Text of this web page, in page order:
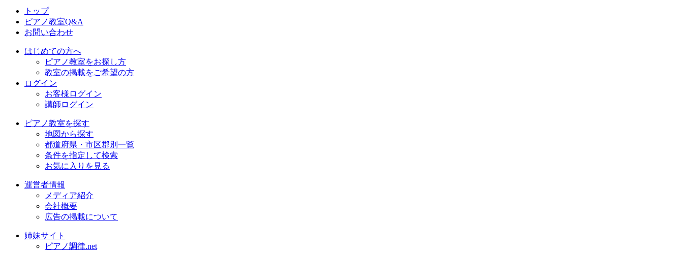
トップ
ピアノ教室Q&A
お問い合わせ
はじめての方へ
ピアノ教室をお探し方
教室の掲載をご希望の方
ログイン
お客様ログイン
講師ログイン
ピアノ教室を探す
地図から探す
都道府県・市区郡別一覧
条件を指定して検索
お気に入りを見る
運営者情報
メディア紹介
会社概要
広告の掲載について
姉妹サイト
ピアノ調律.net